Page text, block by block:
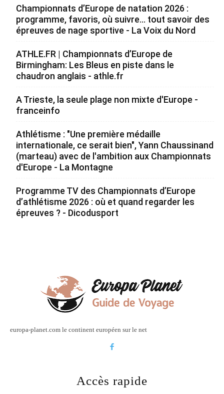
Championnats d’Europe de natation 2026 :
programme, favoris, où suivre… tout savoir des
épreuves de nage sportive - La Voix du Nord
ATHLE.FR | Championnats d’Europe de
Birmingham: Les Bleus en piste dans le
chaudron anglais - athle.fr
A Trieste, la seule plage non mixte d'Europe -
franceinfo
Athlétisme : "Une première médaille
internationale, ce serait bien", Yann Chaussinand
(marteau) avec de l'ambition aux Championnats
d'Europe - La Montagne
Programme TV des Championnats d’Europe
d’athlétisme 2026 : où et quand regarder les
épreuves ? - Dicodusport
europa-planet.com le continent européen sur le net
Accès rapide